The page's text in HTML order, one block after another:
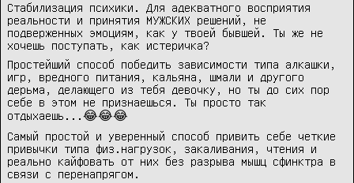
Стабилизация психики. Для адекватного восприятия
реальности и принятия МУЖСКИХ решений, не
подверженных эмоциям, как у твоей бывшей. Ты же не
хочешь поступать, как истеричка?
Простейший способ победить зависимости типа алкашки,
игр, вредного питания, кальяна, шмали и другого
дерьма, делающего из тебя девочку, но ты до сих пор
себе в этом не признаешься. Ты просто так
отдыхаешь...😂😂😂
Самый простой и уверенный способ привить себе четкие
привычки типа физ.нагрузок, закаливания, чтения и
реально кайфовать от них без разрыва мышц сфинктра в
связи с перенапрягом.